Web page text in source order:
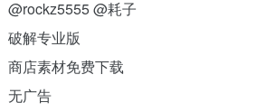
@rockz5555 @耗子
破解专业版
商店素材免费下载
无广告